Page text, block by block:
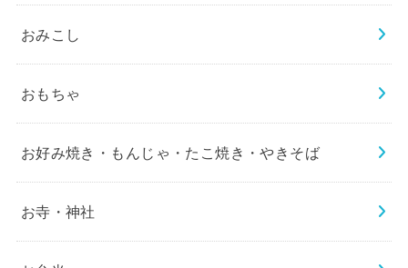
おみこし
おもちゃ
お好み焼き・もんじゃ・たこ焼き・やきそば
お寺・神社